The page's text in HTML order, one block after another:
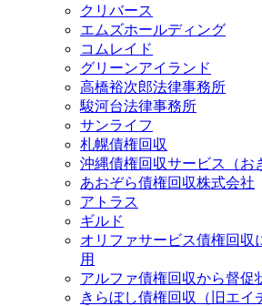
クリバース
エムズホールディング
コムレイド
グリーンアイランド
高橋裕次郎法律事務所
駿河台法律事務所
サンライフ
札幌債権回収
沖縄債権回収サービス（お
あおぞら債権回収株式会社
アトラス
ギルド
オリファサービス債権回収
用
アルファ債権回収から督促
きらぼし債権回収（旧エイ